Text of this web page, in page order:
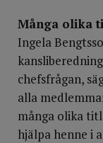
Många olika
Ingela
chefsfrågan,
alla
många olika
hjälpa henne i